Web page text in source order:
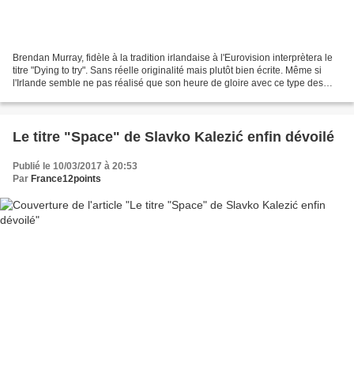
Brendan Murray, fidèle à la tradition irlandaise à l'Eurovision interprètera le
titre "Dying to try". Sans réelle originalité mais plutôt bien écrite. Même si
l'Irlande semble ne pas réalisé que son heure de gloire avec ce type des
Le titre "Space" de Slavko Kalezić enfin dévoilé
Publié le 10/03/2017 à 20:53
Par France12points